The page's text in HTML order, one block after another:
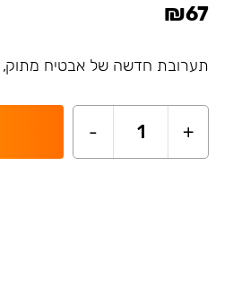
₪67
תערובת חדשה של אבטיח מתוק,
+
1
-